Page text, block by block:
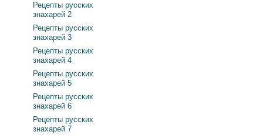
Рецепты русских
знахарей 2
Рецепты русских
знахарей 3
Рецепты русских
знахарей 4
Рецепты русских
знахарей 5
Рецепты русских
знахарей 6
Рецепты русских
знахарей 7